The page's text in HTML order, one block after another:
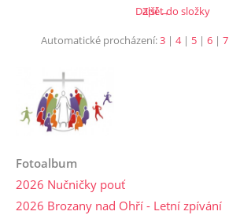
Další →
Zpět do složky
Automatické procházení:3 | 4| 5 | 6 | 7
Fotoalbum
2026 Nučničky pouť
2026 Brozany nad Ohří - Letní zpívání